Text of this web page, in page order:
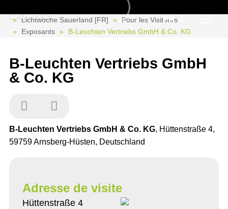
FR
Co. KG
Lichtwoche Sauerland [FR]
Pour les Visiteurs
Exposants
B-Leuchten Vertriebs GmbH & Co. KG
B-Leuchten Vertriebs GmbH
& Co. KG
B-Leuchten Vertriebs GmbH & Co. KG, Hüttenstraße 4,
59759 Arnsberg-Hüsten, Deutschland
Adresse de visite
Hüttenstraße 4